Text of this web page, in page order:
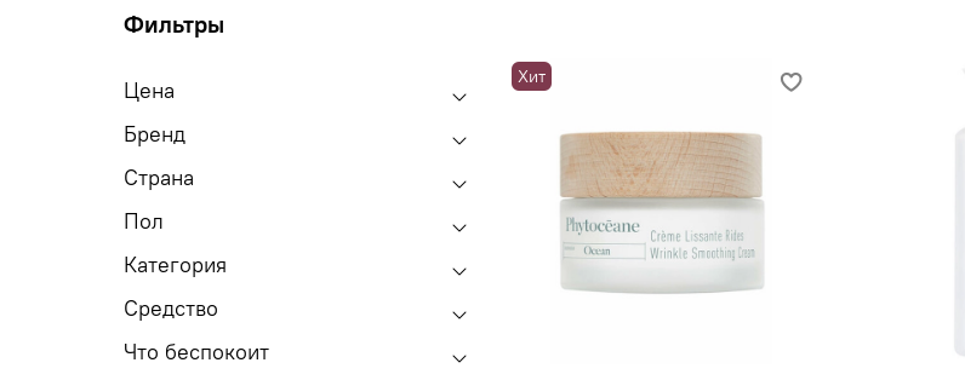
Хит
Фильтры
Цена
Бренд
Страна
Пол
Категория
Средство
Что беспокоит